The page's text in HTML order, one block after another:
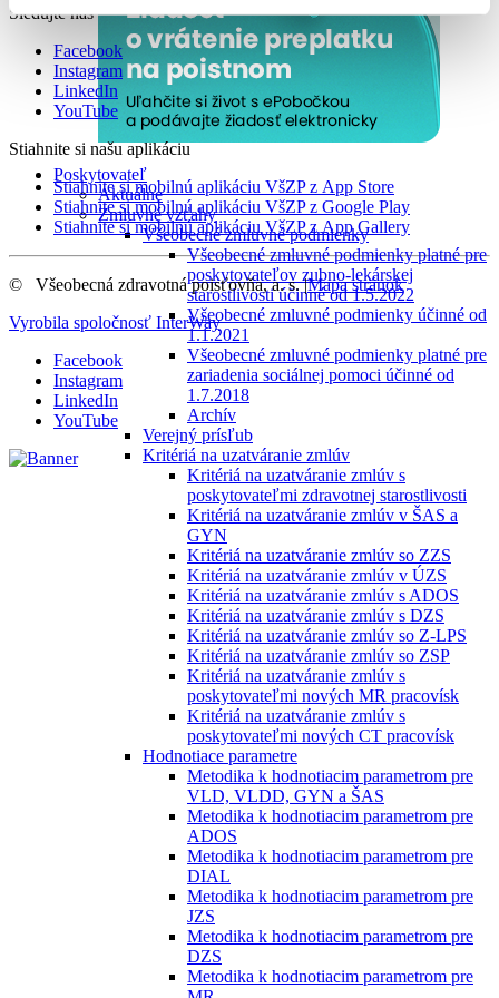
Poskytovateľ
Aktuálne
Zmluvné vzťahy
Všeobecné zmluvné podmienky
Všeobecné zmluvné podmienky platné pre
poskytovateľov zubno-lekárskej
starostlivosti účinné od 1.5.2022
Všeobecné zmluvné podmienky účinné od
1.1.2021
Všeobecné zmluvné podmienky platné pre
zariadenia sociálnej pomoci účinné od
1.7.2018
Archív
Verejný prísľub
Kritériá na uzatváranie zmlúv
Kritériá na uzatváranie zmlúv s
poskytovateľmi zdravotnej starostlivosti
Kritériá na uzatváranie zmlúv v ŠAS a
GYN
Kritériá na uzatváranie zmlúv so ZZS
Kritériá na uzatváranie zmlúv v ÚZS
Kritériá na uzatváranie zmlúv s ADOS
Kritériá na uzatváranie zmlúv s DZS
Kritériá na uzatváranie zmlúv so Z-LPS
Kritériá na uzatváranie zmlúv so ZSP
Kritériá na uzatváranie zmlúv s
poskytovateľmi nových MR pracovísk
Kritériá na uzatváranie zmlúv s
poskytovateľmi nových CT pracovísk
Hodnotiace parametre
Metodika k hodnotiacim parametrom pre
VLD, VLDD, GYN a ŠAS
Metodika k hodnotiacim parametrom pre
ADOS
Metodika k hodnotiacim parametrom pre
DIAL
Metodika k hodnotiacim parametrom pre
JZS
Metodika k hodnotiacim parametrom pre
DZS
Metodika k hodnotiacim parametrom pre
Sledujte nás
Facebook
Instagram
LinkedIn
YouTube
Stiahnite si našu aplikáciu
Stiahnite si mobilnú aplikáciu VšZP z App Store
Stiahnite si mobilnú aplikáciu VšZP z Google Play
Stiahnite si mobilnú aplikáciu VšZP z App Gallery
© Všeobecná zdravotná poisťovňa, a. s.|Mapa stránok
Vyrobila spoločnosť InterWay
Facebook
Instagram
LinkedIn
YouTube